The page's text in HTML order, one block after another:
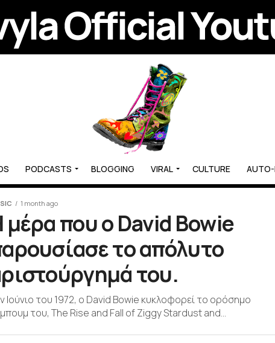
PODCASTS BLOGGING VIRAL CULTURE
1 month ago
μέρα που ο David Bowie
το απόλυτο
του.
Ιούνιο του 1972, ο David Bowie κυκλοφορεί το ορόσημο
του, The Rise and Fall of Ziggy Stardust and...